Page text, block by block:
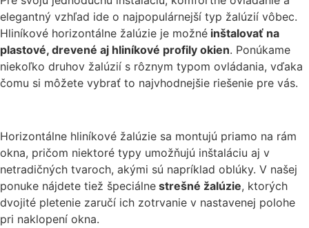
elegantný vzhľad ide o najpopulárnejší typ žalúzií vôbec.
Hliníkové horizontálne žalúzie je možné inštalovať na
plastové, drevené aj hliníkové profily okien. Ponúkame
niekoľko druhov žalúzií s rôznym typom ovládania, vďaka
čomu si môžete vybrať to najvhodnejšie riešenie pre vás.
Horizontálne hliníkové žalúzie sa montujú priamo na rám
okna, pričom niektoré typy umožňujú inštaláciu aj v
netradičných tvaroch, akými sú napríklad oblúky. V našej
ponuke nájdete tiež špeciálne strešné žalúzie, ktorých
dvojité pletenie zaručí ich zotrvanie v nastavenej polohe
pri naklopení okna.